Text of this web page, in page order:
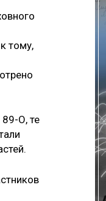
тому,
О, те